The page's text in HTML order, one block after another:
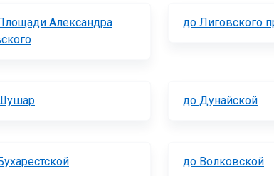
Александра
до Лиговского
до Дунайской
до Волковской